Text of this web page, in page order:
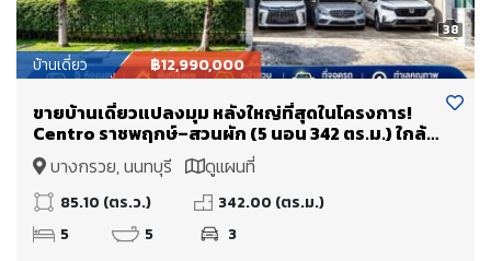
38
บ้านเดี่ยว ฿12,990,000
ขายบ้านเดี่ยวแปลงมุม หลังใหญ่ที่สุดในโครงการ!
Centro ราชพฤกษ์–สวนผัก (5 นอน 342 ตร.ม.) ใกล้
ทางด่วนศรีรัช แค่ 5 นาที
บางกรวย, นนทบุรี ดูแผนที่
85.10 (ตร.ว.)
342.00 (ตร.ม.)
5
5 3